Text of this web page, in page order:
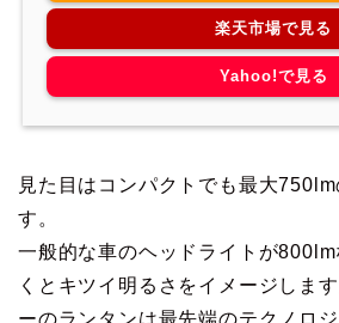
楽天市場で見る
Yahoo!で見る
見た目はコンパクトでも最大
す。
一般的な車のヘッドライトが
くとキツイ明るさをイメージしま